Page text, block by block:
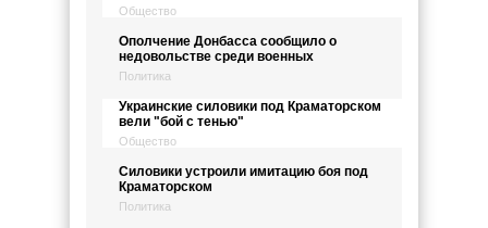
Общество
Ополчение Донбасса сообщило о
недовольстве среди военных
Политика
Украинские силовики под Краматорском
вели "бой с тенью"
Общество
Силовики устроили имитацию боя под
Краматорском
Политика